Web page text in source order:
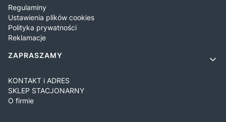
Regulaminy
Ustawienia plików cookies
Polityka prywatności
Reklamacje
ZAPRASZAMY
KONTAKT i ADRES
SKLEP STACJONARNY
O firmie